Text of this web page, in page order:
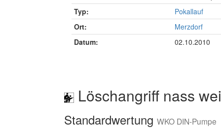
Typ:
Pokallauf
Ort:
Merzdorf
Datum:
02.10.2010
Löschangriff nass
Standardwertung WKO DIN-Pumpe